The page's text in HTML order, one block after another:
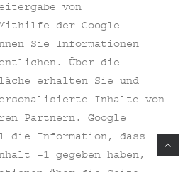
von
der Google+-
Sie Informationen
Über die
erhalten Sie und
Inhalte von
Partnern. Google
die Information, dass
+1 gegeben haben,